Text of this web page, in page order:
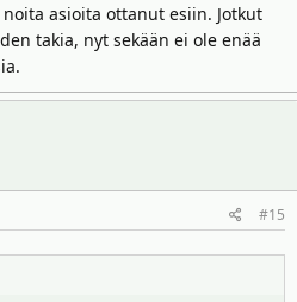
asioita ottanut esiin. Jotkut
takia, nyt sekään ei ole enää
#15